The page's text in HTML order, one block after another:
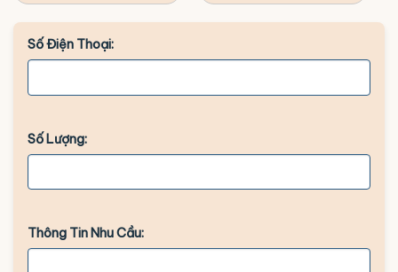
Số Điện Thoại:
Số Lượng:
Thông Tin Nhu Cầu: